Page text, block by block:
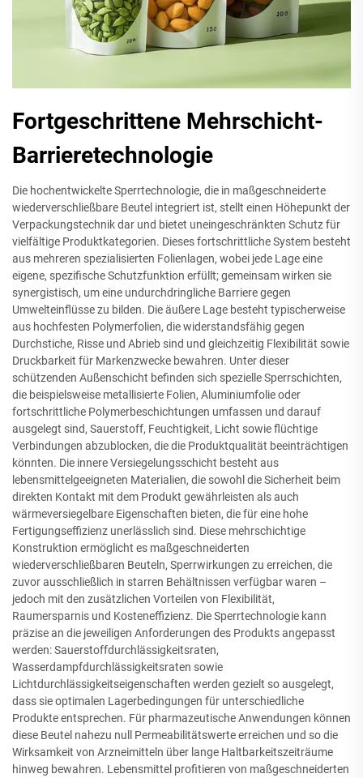
Fortgeschrittene Mehrschicht-
Barrieretechnologie
Die hochentwickelte Sperrtechnologie, die in maßgeschneiderte
wiederverschließbare Beutel integriert ist, stellt einen Höhepunkt der
Verpackungstechnik dar und bietet uneingeschränkten Schutz für
vielfältige Produktkategorien. Dieses fortschrittliche System besteht
aus mehreren spezialisierten Folienlagen, wobei jede Lage eine
eigene, spezifische Schutzfunktion erfüllt; gemeinsam wirken sie
synergistisch, um eine undurchdringliche Barriere gegen
Umwelteinflüsse zu bilden. Die äußere Lage besteht typischerweise
aus hochfesten Polymerfolien, die widerstandsfähig gegen
Durchstiche, Risse und Abrieb sind und gleichzeitig Flexibilität sowie
Druckbarkeit für Markenzwecke bewahren. Unter dieser
schützenden Außenschicht befinden sich spezielle Sperrschichten,
die beispielsweise metallisierte Folien, Aluminiumfolie oder
fortschrittliche Polymerbeschichtungen umfassen und darauf
ausgelegt sind, Sauerstoff, Feuchtigkeit, Licht sowie flüchtige
Verbindungen abzublocken, die die Produktqualität beeinträchtigen
könnten. Die innere Versiegelungsschicht besteht aus
lebensmittelgeeigneten Materialien, die sowohl die Sicherheit beim
direkten Kontakt mit dem Produkt gewährleisten als auch
wärmeversiegelbare Eigenschaften bieten, die für eine hohe
Fertigungseffizienz unerlässlich sind. Diese mehrschichtige
Konstruktion ermöglicht es maßgeschneiderten
wiederverschließbaren Beuteln, Sperrwirkungen zu erreichen, die
zuvor ausschließlich in starren Behältnissen verfügbar waren –
jedoch mit den zusätzlichen Vorteilen von Flexibilität,
Raumersparnis und Kosteneffizienz. Die Sperrtechnologie kann
präzise an die jeweiligen Anforderungen des Produkts angepasst
werden: Sauerstoffdurchlässigkeitsraten,
Wasserdampfdurchlässigkeitsraten sowie
Lichtdurchlässigkeitseigenschaften werden gezielt so ausgelegt,
dass sie optimalen Lagerbedingungen für unterschiedliche
Produkte entsprechen. Für pharmazeutische Anwendungen können
diese Beutel nahezu null Permeabilitätswerte erreichen und so die
Wirksamkeit von Arzneimitteln über lange Haltbarkeitszeiträume
hinweg bewahren. Lebensmittel profitieren von maßgeschneiderten